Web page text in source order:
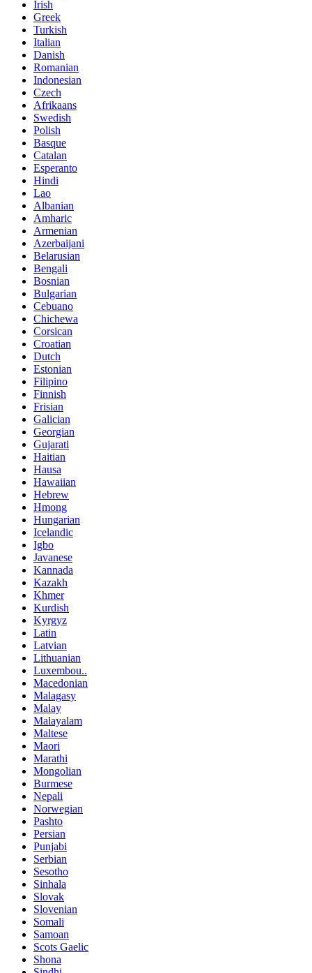
Irish
Greek
Turkish
Italian
Danish
Romanian
Indonesian
Czech
Afrikaans
Swedish
Polish
Basque
Catalan
Esperanto
Hindi
Lao
Albanian
Amharic
Armenian
Azerbaijani
Belarusian
Bengali
Bosnian
Bulgarian
Cebuano
Chichewa
Corsican
Croatian
Dutch
Estonian
Filipino
Finnish
Frisian
Galician
Georgian
Gujarati
Haitian
Hausa
Hawaiian
Hebrew
Hmong
Hungarian
Icelandic
Igbo
Javanese
Kannada
Kazakh
Khmer
Kurdish
Kyrgyz
Latin
Latvian
Lithuanian
Luxembou..
Macedonian
Malagasy
Malay
Malayalam
Maltese
Maori
Marathi
Mongolian
Burmese
Nepali
Norwegian
Pashto
Persian
Punjabi
Serbian
Sesotho
Sinhala
Slovak
Slovenian
Somali
Samoan
Scots Gaelic
Shona